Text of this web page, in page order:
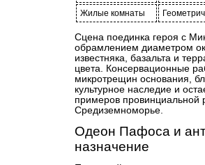
Жилые комнаты
Сцена поединка героя с
обрамлением диаметром
известняка, базальта и
цвета. Консервационные
микротрещин основания,
культурное наследие и
примеров провинциальной
Средиземноморье.
Одеон Пафоса и
назначение